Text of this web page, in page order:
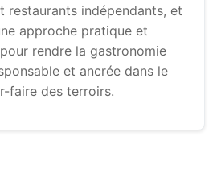
restaurants indépendants, et
approche pratique et
rendre la gastronomie
et ancrée dans le
faire des terroirs.